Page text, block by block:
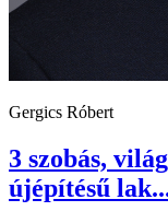
Gergics Róbert
3 szobás,
újépítésű